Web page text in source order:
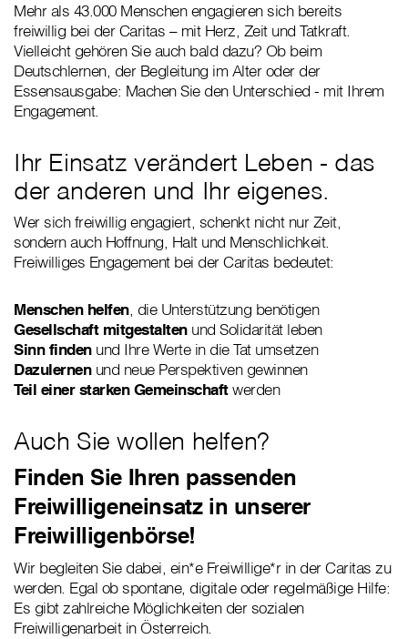
Mehr als 43.000 Menschen engagieren sich bereits
freiwillig bei der Caritas – mit Herz, Zeit und Tatkraft.
Vielleicht gehören Sie auch bald dazu? Ob beim
Deutschlernen, der Begleitung im Alter oder der
Essensausgabe: Machen Sie den Unterschied - mit Ihrem
Engagement.
Ihr Einsatz verändert Leben - das
der anderen und Ihr eigenes.
Wer sich freiwillig engagiert, schenkt nicht nur Zeit,
sondern auch Hoffnung, Halt und Menschlichkeit.
Freiwilliges Engagement bei der Caritas bedeutet:
Menschen helfen, die Unterstützung benötigen
Gesellschaft mitgestaltenund Solidarität leben
Sinn findenund Ihre Werte in die Tat umsetzen
Dazulernenund neue Perspektiven gewinnen
Teil einer starken Gemeinschaftwerden
Auch Sie wollen helfen?
Finden Sie Ihren passenden
Freiwilligeneinsatz in unserer
Freiwilligenbörse!
Wir begleiten Sie dabei, ein*e Freiwillige*r in der Caritas zu
werden. Egal ob spontane, digitale oder regelmäßige Hilfe:
Es gibt zahlreiche Möglichkeiten der sozialen
Freiwilligenarbeit in Österreich.